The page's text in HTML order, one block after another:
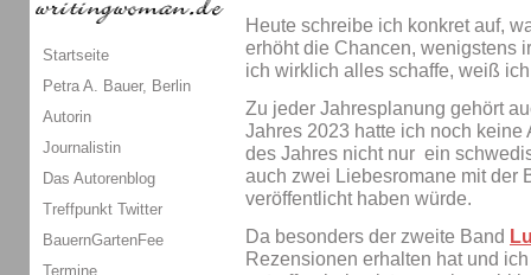
Heute schreibe ich konkret auf,
erhöht die Chancen, wenigstens
ich wirklich alles schaffe, weiß
Zu jeder Jahresplanung gehört
Jahres 2023 hatte ich noch
des Jahres nicht nur ein
auch zwei Liebesromane mit der
veröffentlicht haben würde.
Da besonders der zweite Band
Rezensionen erhalten hat und
Startseite
Petra A. Bauer, Berlin
Autorin
Journalistin
Das Autorenblog
Treffpunkt Twitter
BauernGartenFee
Termine